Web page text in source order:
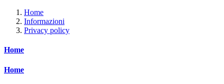
Home
Informazioni
Privacy policy
Home
Home